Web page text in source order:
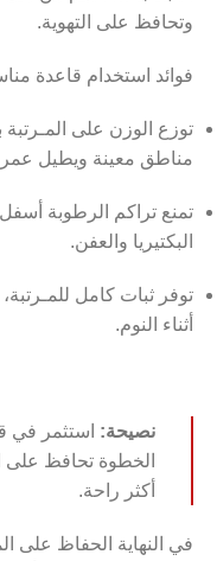
وتحافظ على التهوية.
فوائد استخدام قاعدة
توزع الوزن على
مناطق معينة ويطيل
تمنع تراكم الرطوبة
البكتيريا والعفن.
توفر ثبات كامل للمـرتبة،
أثناء النوم.
نصيحة: استثمر في
الخطوة تحافظ على
أكثر راحة.
في النهاية الحفاظ على